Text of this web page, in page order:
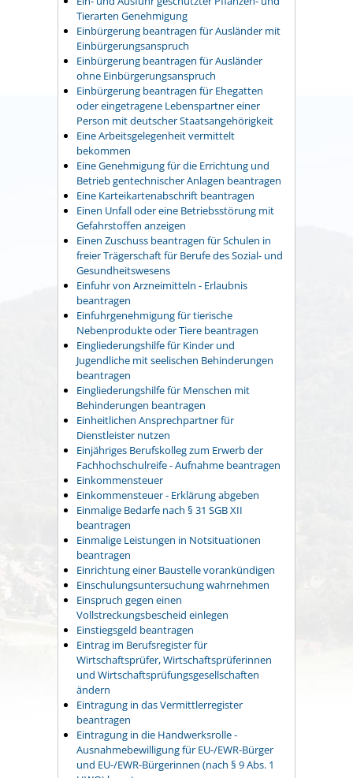
Tierarten Genehmigung
Einbürgerung beantragen für Ausländer mit
Einbürgerungsanspruch
Einbürgerung beantragen für Ausländer
ohne Einbürgerungsanspruch
Einbürgerung beantragen für Ehegatten
oder eingetragene Lebenspartner einer
Person mit deutscher Staatsangehörigkeit
Eine Arbeitsgelegenheit vermittelt
bekommen
Eine Genehmigung für die Errichtung und
Betrieb gentechnischer Anlagen beantragen
Eine Karteikartenabschrift beantragen
Einen Unfall oder eine Betriebsstörung mit
Gefahrstoffen anzeigen
Einen Zuschuss beantragen für Schulen in
freier Trägerschaft für Berufe des Sozial- und
Gesundheitswesens
Einfuhr von Arzneimitteln - Erlaubnis
beantragen
Einfuhrgenehmigung für tierische
Nebenprodukte oder Tiere beantragen
Eingliederungshilfe für Kinder und
Jugendliche mit seelischen Behinderungen
beantragen
Eingliederungshilfe für Menschen mit
Behinderungen beantragen
Einheitlichen Ansprechpartner für
Dienstleister nutzen
Einjähriges Berufskolleg zum Erwerb der
Fachhochschulreife - Aufnahme beantragen
Einkommensteuer
Einkommensteuer - Erklärung abgeben
Einmalige Bedarfe nach § 31 SGB XII
beantragen
Einmalige Leistungen in Notsituationen
beantragen
Einrichtung einer Baustelle vorankündigen
Einschulungsuntersuchung wahrnehmen
Einspruch gegen einen
Vollstreckungsbescheid einlegen
Einstiegsgeld beantragen
Eintrag im Berufsregister für
Wirtschaftsprüfer, Wirtschaftsprüferinnen
und Wirtschaftsprüfungsgesellschaften
ändern
Eintragung in das Vermittlerregister
beantragen
Eintragung in die Handwerksrolle -
Ausnahmebewilligung für EU-/EWR-Bürger
und EU-/EWR-Bürgerinnen (nach § 9 Abs. 1